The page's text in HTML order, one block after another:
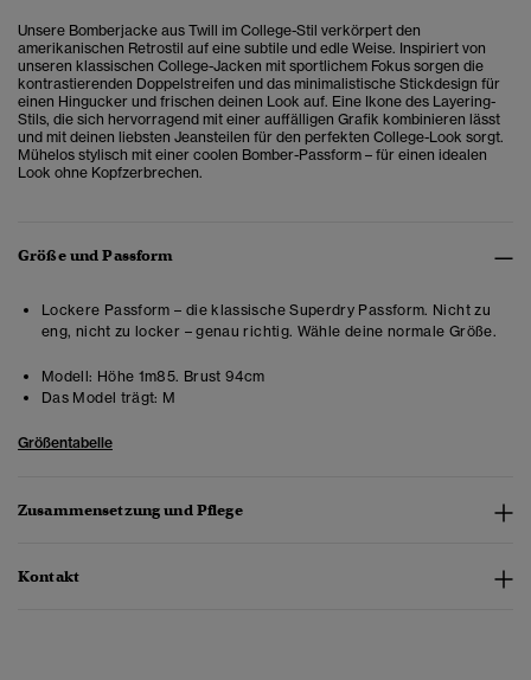
Unsere Bomberjacke aus Twill im College-Stil verkörpert den
amerikanischen Retrostil auf eine subtile und edle Weise. Inspiriert von
unseren klassischen College-Jacken mit sportlichem Fokus sorgen die
kontrastierenden Doppelstreifen und das minimalistische Stickdesign für
einen Hingucker und frischen deinen Look auf. Eine Ikone des Layering-
Stils, die sich hervorragend mit einer auffälligen Grafik kombinieren lässt
und mit deinen liebsten Jeansteilen für den perfekten College-Look sorgt.
Mühelos stylisch mit einer coolen Bomber-Passform – für einen idealen
Look ohne Kopfzerbrechen.
Größe und Passform
Lockere Passform – die klassische Superdry Passform. Nicht zu
eng, nicht zu locker – genau richtig. Wähle deine normale Größe.
Modell: Höhe 1m85. Brust 94cm
Das Model trägt: M
Größentabelle
Zusammensetzung und Pflege
Kontakt